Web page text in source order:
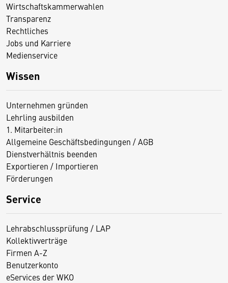
Wirtschaftskammerwahlen
Transparenz
Rechtliches
Jobs und Karriere
Medienservice
Wissen
Unternehmen gründen
Lehrling ausbilden
1. Mitarbeiter:in
Allgemeine Geschäftsbedingungen / AGB
Dienstverhältnis beenden
Exportieren / Importieren
Förderungen
Service
Lehrabschlussprüfung / LAP
Kollektivverträge
Firmen A-Z
Benutzerkonto
eServices der WKO